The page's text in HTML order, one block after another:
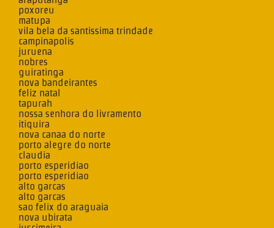
poxoreu
matupa
vila bela da santissima trindade
campinapolis
juruena
nobres
guiratinga
nova bandeirantes
feliz natal
tapurah
nossa senhora do livramento
itiquira
nova canaa do norte
porto alegre do norte
claudia
porto esperidiao
porto esperidiao
alto garcas
alto garcas
sao felix do araguaia
nova ubirata